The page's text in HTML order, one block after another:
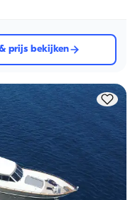
prijs bekijken